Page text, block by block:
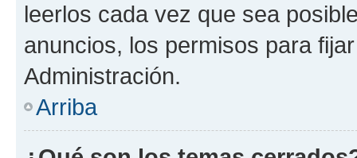
leerlos cada vez que sea
anuncios, los permisos para
Administración.
Arriba